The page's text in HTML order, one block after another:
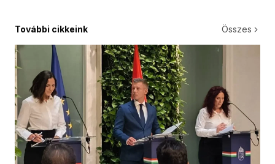
További cikkeink Összes